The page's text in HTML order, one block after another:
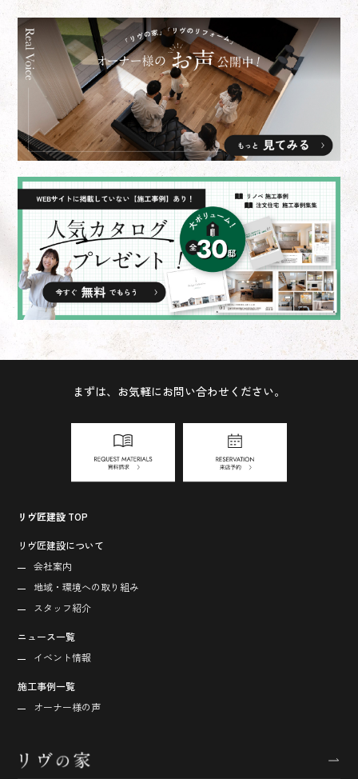
まずは、お気軽にお問い合わせください。
リヴ匠建設 TOP
リヴ匠建設について
会社案内
地域・環境への取り組み
スタッフ紹介
ニュース一覧
イベント情報
施工事例一覧
オーナー様の声